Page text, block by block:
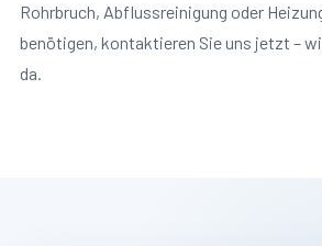
Rohrbruch, Abflussreinigung oder
benötigen, kontaktieren Sie uns jetzt –
da.